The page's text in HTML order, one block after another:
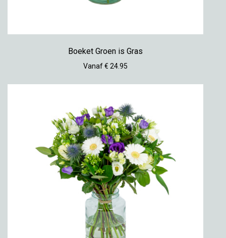
Boeket Groen is Gras
Vanaf € 24.95